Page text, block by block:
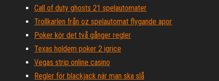
Call of duty ghosts 21 spelautomater
Trollkarlen från oz spelautomat flygande apor
Poker kör det två gånger regler
Texas holdem poker 2 igrice
Vegas strip online casino
Regler för blackjack när man ska slå